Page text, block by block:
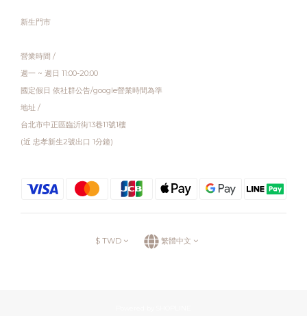
新生門市
營業時間 /
週一 ~ 週日 11:00-20:00
國定假日 依社群公告/google營業時間為準
地址 /
台北市中正區臨沂街13巷11號1樓
(近 忠孝新生2號出口 1分鐘)
$ TWD 繁體中文